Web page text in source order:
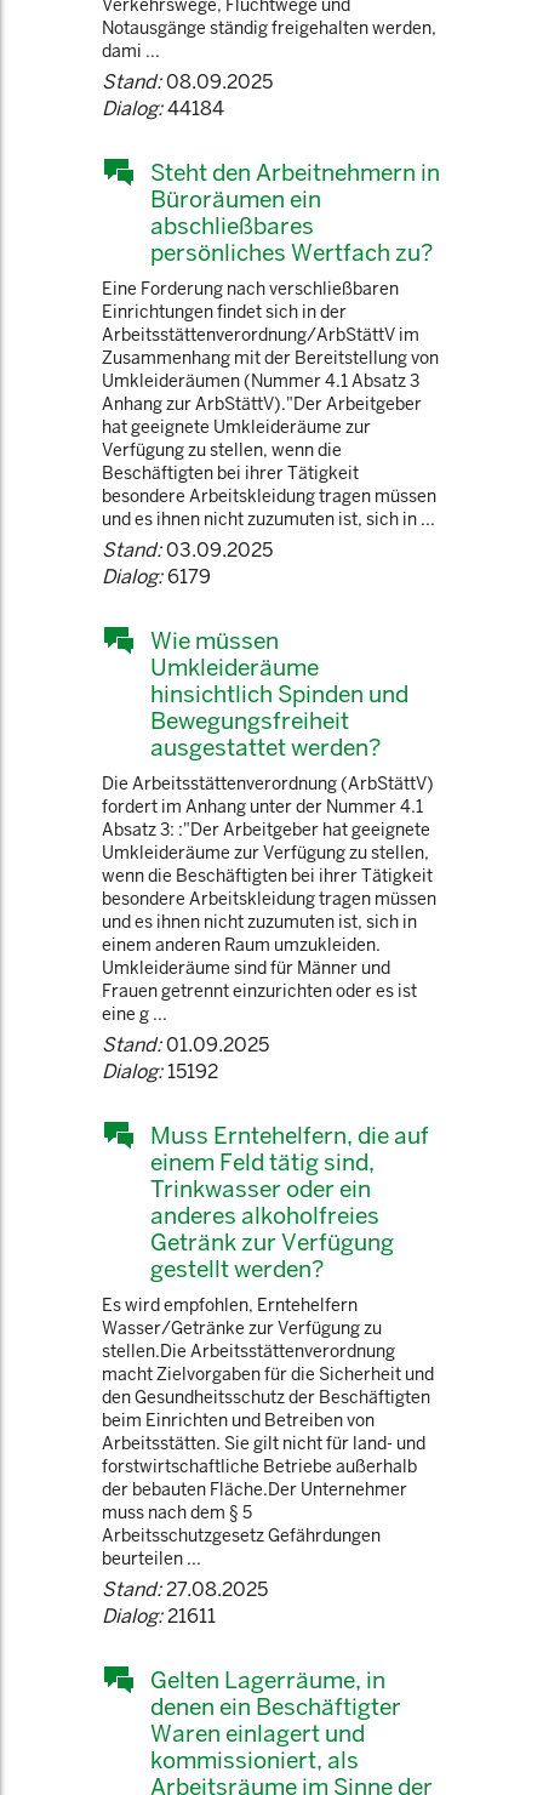
Verkehrswege, Fluchtwege und
Notausgänge ständig freigehalten werden,
dami ...
Stand:08.09.2025
Dialog:44184
Steht den Arbeitnehmern in
Büroräumen ein
abschließbares
persönliches Wertfach zu?
Eine Forderung nach verschließbaren
Einrichtungen findet sich in der
Arbeitsstättenverordnung/ArbStättV im
Zusammenhang mit der Bereitstellung von
Umkleideräumen (Nummer 4.1 Absatz 3
Anhang zur ArbStättV)."Der Arbeitgeber
hat geeignete Umkleideräume zur
Verfügung zu stellen, wenn die
Beschäftigten bei ihrer Tätigkeit
besondere Arbeitskleidung tragen müssen
und es ihnen nicht zuzumuten ist, sich in ...
Stand:03.09.2025
Dialog:6179
Wie müssen
Umkleideräume
hinsichtlich Spinden und
Bewegungsfreiheit
ausgestattet werden?
Die Arbeitsstättenverordnung (ArbStättV)
fordert im Anhang unter der Nummer 4.1
Absatz 3: :"Der Arbeitgeber hat geeignete
Umkleideräume zur Verfügung zu stellen,
wenn die Beschäftigten bei ihrer Tätigkeit
besondere Arbeitskleidung tragen müssen
und es ihnen nicht zuzumuten ist, sich in
einem anderen Raum umzukleiden.
Umkleideräume sind für Männer und
Frauen getrennt einzurichten oder es ist
eine g ...
Stand:01.09.2025
Dialog:15192
Muss Erntehelfern, die auf
einem Feld tätig sind,
Trinkwasser oder ein
anderes alkoholfreies
Getränk zur Verfügung
gestellt werden?
Es wird empfohlen, Erntehelfern
Wasser/Getränke zur Verfügung zu
stellen.Die Arbeitsstättenverordnung
macht Zielvorgaben für die Sicherheit und
den Gesundheitsschutz der Beschäftigten
beim Einrichten und Betreiben von
Arbeitsstätten. Sie gilt nicht für land- und
forstwirtschaftliche Betriebe außerhalb
der bebauten Fläche.Der Unternehmer
muss nach dem § 5
Arbeitsschutzgesetz Gefährdungen
beurteilen ...
Stand:27.08.2025
Dialog:21611
Gelten Lagerräume, in
denen ein Beschäftigter
Waren einlagert und
kommissioniert, als
Arbeitsräume im Sinne der